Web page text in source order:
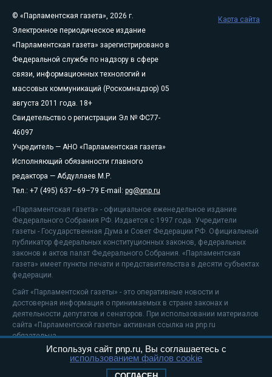
© «Парламентская газета», 2026 г.
Электронное периодическое издание
«Парламентская газета» зарегистрировано в
Федеральной службе по надзору в сфере
связи, информационных технологий и
массовых коммуникаций (Роскомнадзор) 05
августа 2011 года. 18+
Свидетельство о регистрации Эл № ФС77-
46097
Учредитель — АНО «Парламентская газета»
Исполняющий обязанности главного
редактора — Абдуллаев М.Р.
Тел.: +7 (495) 637–69–79 E-mail: pg@pnp.ru
«Парламентская газета» - официальное еженедельное издание
Федерального Собрания РФ. Издается с 1997 года. Учредители
газеты - Государственная Дума и Совет Федерации РФ. Официальный
публикатор федеральных конституционных законов, федеральных
законов и актов палат Федерального Собрания. «Парламентская
газета» имеет пункты печати и представительства в десяти субъектах
федерации.
Сайт «Парламентской газеты» - это оперативные новости и
достоверная информация о принимаемых в стране законах и
деятельности депутатов и сенаторов. При использовании материалов
сайта «Парламентской газеты» активная ссылка на pnp.ru
обязательна.
На информационном ресурсе применяютсярекомендательные
Положение о защите персональных данных
Карта сайта
Используя сайт pnp.ru, Вы соглашаетесь с
использованием файлов cookie